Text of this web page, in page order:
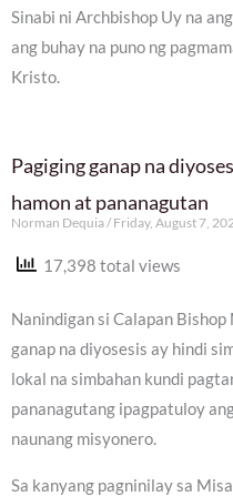
Sinabi ni Archbishop Uy na
ang buhay na puno ng
Kristo.
Pagiging ganap na
hamon at pananagutan
Norman Dequia Friday, August 7,
17,398 total views
Nanindigan si Calapan
ganap na diyosesis ay hindi
lokal na simbahan kundi
pananagutang ipagpatuloy
naunang misyonero.
Sa kanyang pagninilay sa